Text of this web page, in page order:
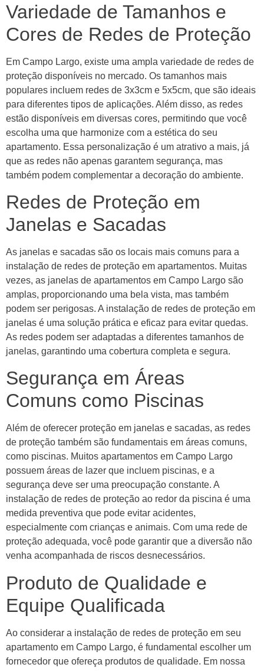
Variedade de Tamanhos e
Cores de Redes de Proteção
Em Campo Largo, existe uma ampla variedade de redes de
proteção disponíveis no mercado. Os tamanhos mais
populares incluem redes de 3x3cm e 5x5cm, que são ideais
para diferentes tipos de aplicações. Além disso, as redes
estão disponíveis em diversas cores, permitindo que você
escolha uma que harmonize com a estética do seu
apartamento. Essa personalização é um atrativo a mais, já
que as redes não apenas garantem segurança, mas
também podem complementar a decoração do ambiente.
Redes de Proteção em
Janelas e Sacadas
As janelas e sacadas são os locais mais comuns para a
instalação de redes de proteção em apartamentos. Muitas
vezes, as janelas de apartamentos em Campo Largo são
amplas, proporcionando uma bela vista, mas também
podem ser perigosas. A instalação de redes de proteção em
janelas é uma solução prática e eficaz para evitar quedas.
As redes podem ser adaptadas a diferentes tamanhos de
janelas, garantindo uma cobertura completa e segura.
Segurança em Áreas
Comuns como Piscinas
Além de oferecer proteção em janelas e sacadas, as redes
de proteção também são fundamentais em áreas comuns,
como piscinas. Muitos apartamentos em Campo Largo
possuem áreas de lazer que incluem piscinas, e a
segurança deve ser uma preocupação constante. A
instalação de redes de proteção ao redor da piscina é uma
medida preventiva que pode evitar acidentes,
especialmente com crianças e animais. Com uma rede de
proteção adequada, você pode garantir que a diversão não
venha acompanhada de riscos desnecessários.
Produto de Qualidade e
Equipe Qualificada
Ao considerar a instalação de redes de proteção em seu
apartamento em Campo Largo, é fundamental escolher um
fornecedor que ofereça produtos de qualidade. Em nossa